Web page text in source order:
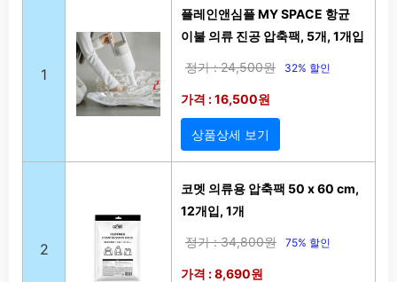
1
플레인앤심플 MY SPACE 항균
이불 의류 진공 압축팩, 5개, 1개입
정가 : 24,500원 32% 할인
가격 : 16,500원
상품상세 보기
2
코멧 의류용 압축팩 50 x 60 cm,
12개입, 1개
정가 : 34,800원 75% 할인
가격 : 8,690원